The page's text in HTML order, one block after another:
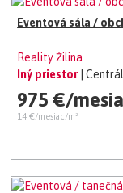
Eventová sála /
Reality Žilina
Iný priestor
|
975 €/
14 €/mesiac/m²